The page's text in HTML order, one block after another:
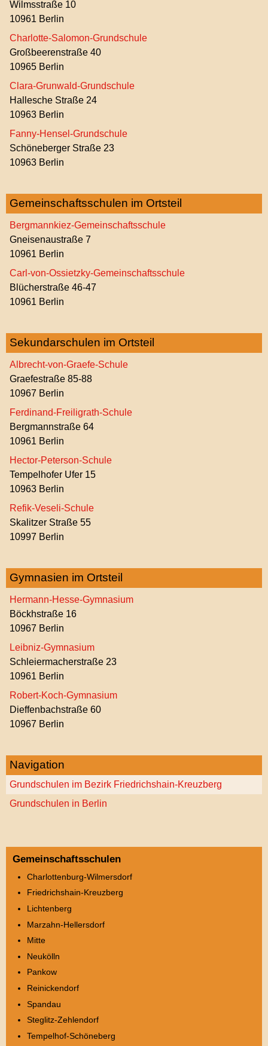
Wilmsstraße 10
10961 Berlin
Charlotte-Salomon-Grundschule
Großbeerenstraße 40
10965 Berlin
Clara-Grunwald-Grundschule
Hallesche Straße 24
10963 Berlin
Fanny-Hensel-Grundschule
Schöneberger Straße 23
10963 Berlin
Gemeinschaftsschulen im Ortsteil
Bergmannkiez-Gemeinschaftsschule
Gneisenaustraße 7
10961 Berlin
Carl-von-Ossietzky-Gemeinschaftsschule
Blücherstraße 46-47
10961 Berlin
Sekundarschulen im Ortsteil
Albrecht-von-Graefe-Schule
Graefestraße 85-88
10967 Berlin
Ferdinand-Freiligrath-Schule
Bergmannstraße 64
10961 Berlin
Hector-Peterson-Schule
Tempelhofer Ufer 15
10963 Berlin
Refik-Veseli-Schule
Skalitzer Straße 55
10997 Berlin
Gymnasien im Ortsteil
Hermann-Hesse-Gymnasium
Böckhstraße 16
10967 Berlin
Leibniz-Gymnasium
Schleiermacherstraße 23
10961 Berlin
Robert-Koch-Gymnasium
Dieffenbachstraße 60
10967 Berlin
Navigation
Grundschulen im Bezirk Friedrichshain-Kreuzberg
Grundschulen in Berlin
Gemeinschaftsschulen
Charlottenburg-Wilmersdorf
Friedrichshain-Kreuzberg
Lichtenberg
Marzahn-Hellersdorf
Mitte
Neukölln
Pankow
Reinickendorf
Spandau
Steglitz-Zehlendorf
Tempelhof-Schöneberg